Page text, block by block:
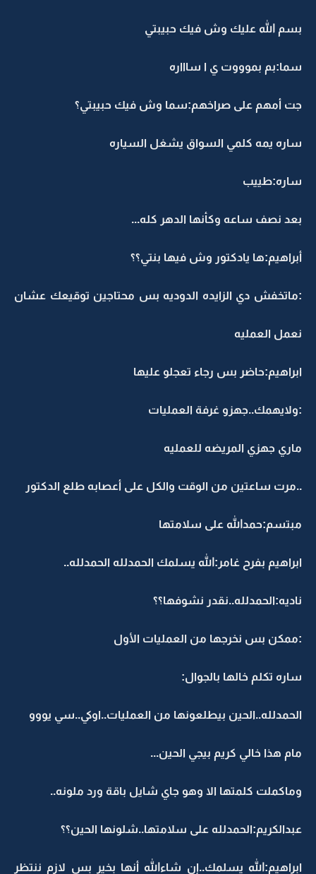
بسم الله عليك وش فيك حبيبتي
سما:بم بموووت ي ا ساااره
جت أمهم على صراخهم:سما وش فيك حبيبتي؟
ساره يمه كلمي السواق يشغل السياره
ساره:طييب
بعد نصف ساعه وكأنها الدهر كله...
أبراهيم:ها يادكتور وش فيها بنتي؟؟
:ماتخفش دي الزايده الدوديه بس محتاجين توقيعك عشان
نعمل العمليه
ابراهيم:حاضر بس رجاء تعجلو عليها
:ولايهمك..جهزو غرفة العمليات
ماري جهزي المريضه للعمليه
..مرت ساعتين من الوقت والكل على أعصابه طلع الدكتور
مبتسم:حمدالله على سلامتها
ابراهيم بفرح غامر:الله يسلمك الحمدلله الحمدلله..
ناديه:الحمدلله..نقدر نشوفها؟؟
:ممكن بس نخرجها من العمليات الأول
ساره تكلم خالها بالجوال:
الحمدلله..الحين بيطلعونها من العمليات..اوكي..سي يووو
مام هذا خالي كريم بيجي الحين...
وماكملت كلمتها الا وهو جاي شايل باقة ورد ملونه..
عبدالكريم:الحمدلله على سلامتها..شلونها الحين؟؟
ابراهيم:الله يسلمك..إن شاءالله أنها بخير بس لازم ننتظر